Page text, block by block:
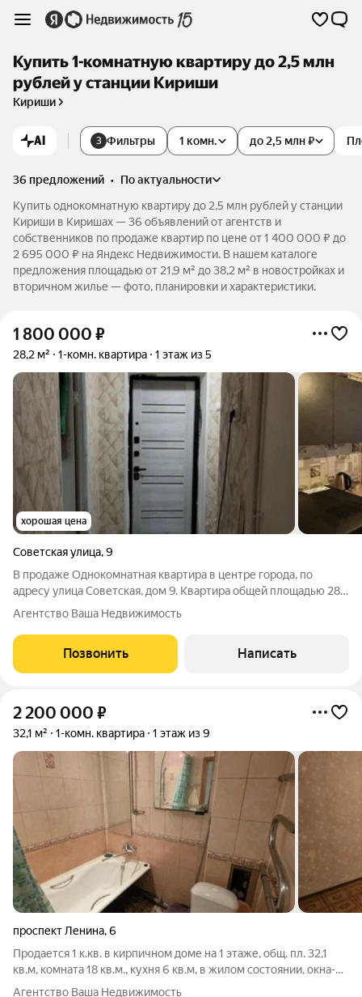
Купить 1-комнатную квартиру до 2,5 млн
рублей у станции Кириши
Кириши
AI 3 Фильтры 1 комн. до 2,5 млн ₽
36 предложений •
по актуальности
Купить однокомнатную квартиру до 2,5 млн рублей у станции
Кириши в Киришах — 36 объявлений от агентств и
собственников по продаже квартир по цене от 1 400 000 ₽ до
2 695 000 ₽ на Яндекс Недвижимости. В нашем каталоге
предложения площадью от 21,9 м² до 38,2 м² в новостройках и
вторичном жилье — фото, планировки и характеристики.
1 800 000 ₽
28,2 м² 1-комн. квартира 1 этаж из 5
хорошая цена
Советская улица,9
В продаже Однокомнатная квартира в центре города, по
адресу улица Советская, дом 9. Квартира общей площадью 28,2
кв. м. расположена на удобном первом этаже. Комната 17 кв. м,
кухня 6 кв. м, санузел просторный совмещен, прихожая
удобная. Состояние
Агентство Ваша Недвижимость
Позвонить Написать
2 200 000 ₽
32,1 м² 1-комн. квартира 1 этаж из 9
проспект Ленина,6
Продается 1 к.кв. в кирпичном доме на 1 этаже, общ. пл. 32,1
кв.м, комната 18 кв.м., кухня 6 кв.м, в жилом состоянии, окна-
стеклопакеты+ решетки, с/у совмещенный, кафель. Остается
Агентство Ваша Недвижимость